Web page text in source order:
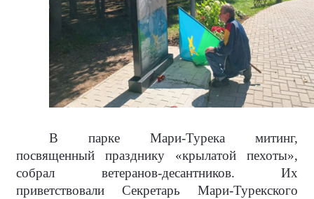
В парке Мари-Турека митинг,
посвященный празднику «крылатой пехоты»,
собрал ветеранов-десантников. Их
приветствовали Секретарь Мари-Турекского